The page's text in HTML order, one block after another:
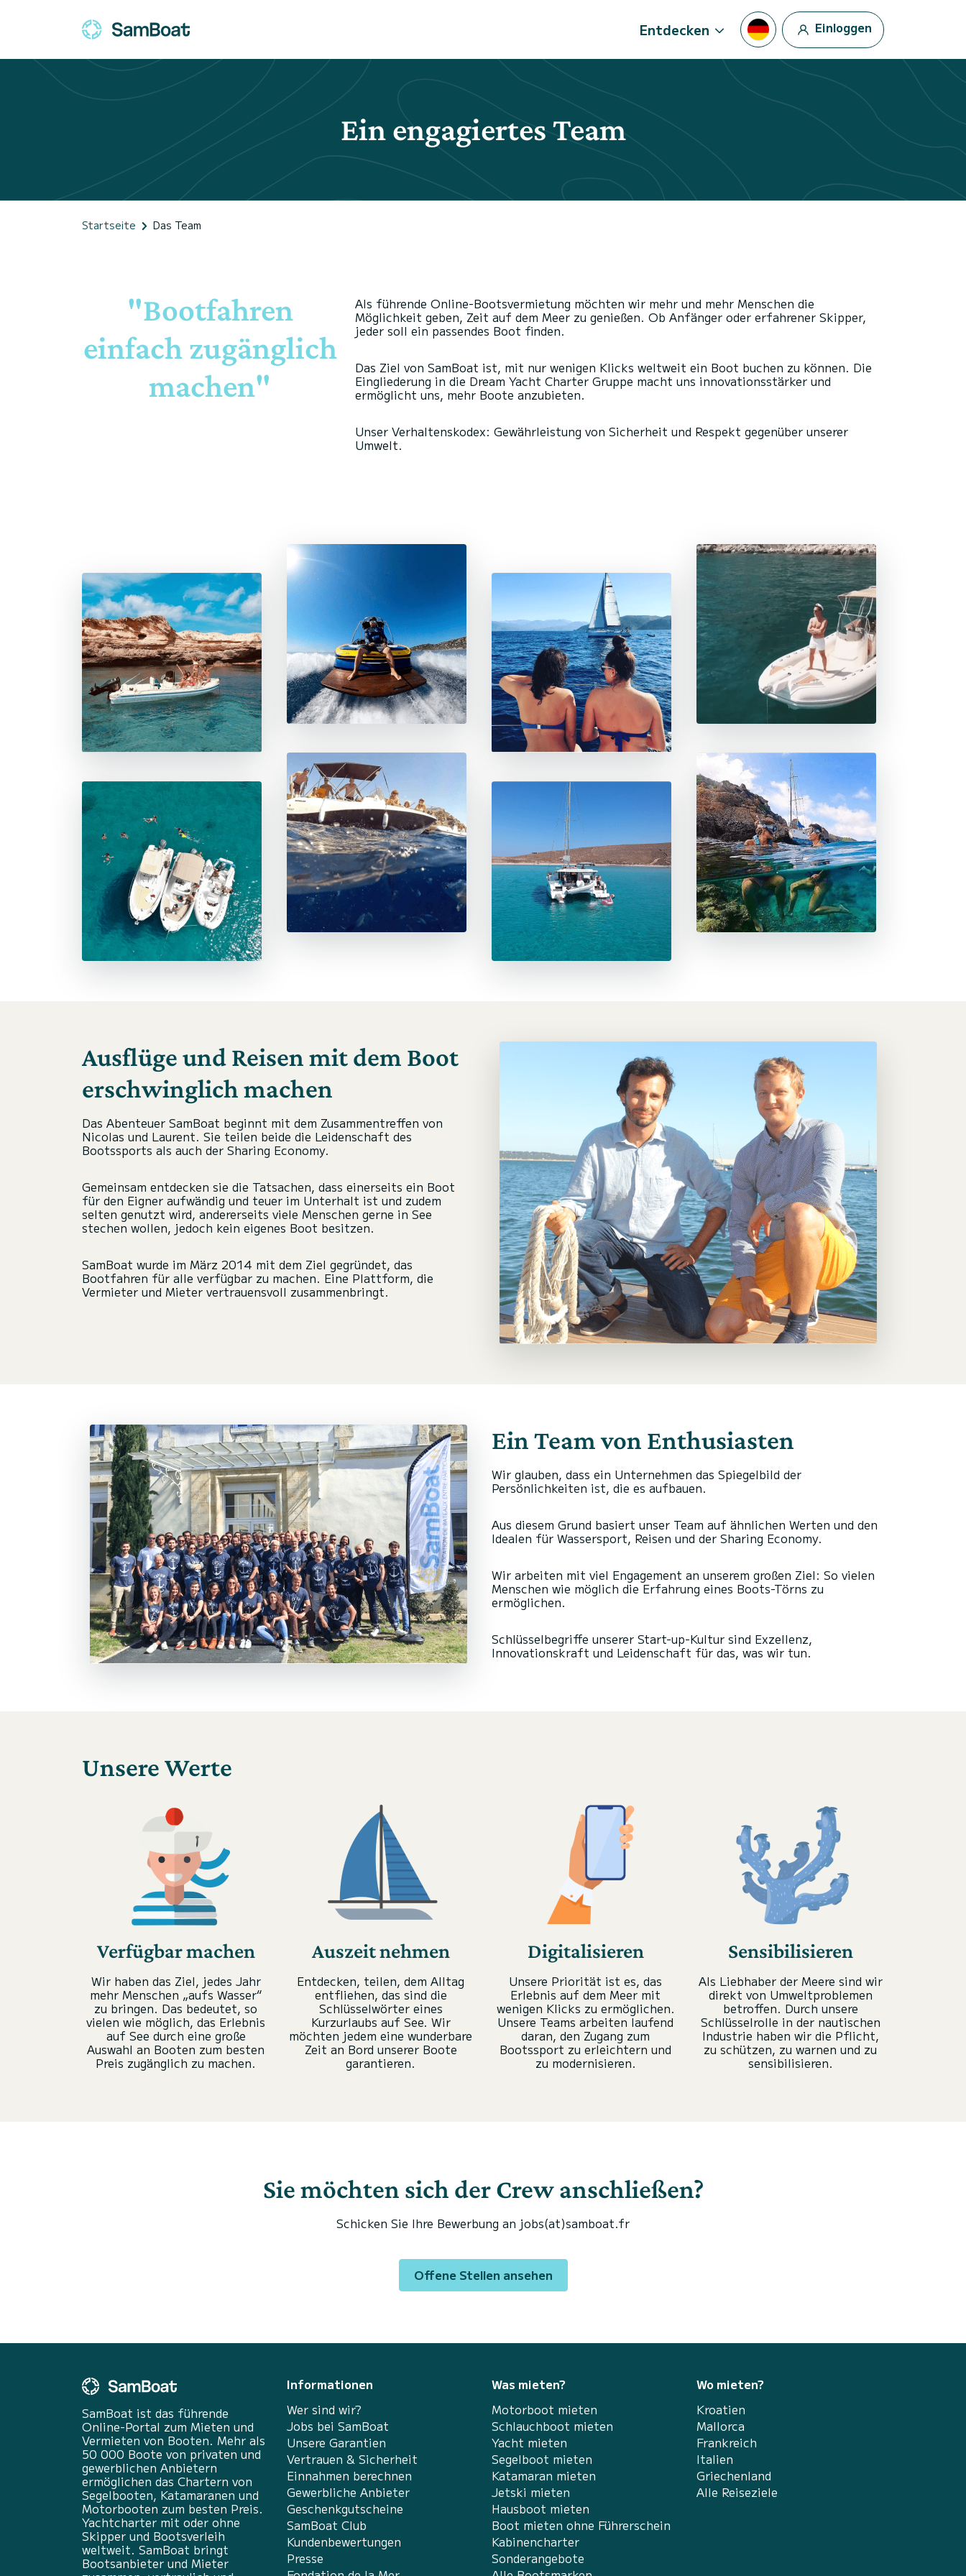
Entdecken Einloggen
Ein engagiertes Team
Startseite Das Team
"Bootfahren
einfach zugänglich
machen"
Als führende Online-Bootsvermietung möchten wir mehr und mehr Menschen die
Möglichkeit geben, Zeit auf dem Meer zu genießen. Ob Anfänger oder erfahrener Skipper,
jeder soll ein passendes Boot finden.
Das Ziel von SamBoat ist, mit nur wenigen Klicks weltweit ein Boot buchen zu können. Die
Eingliederung in die Dream Yacht Charter Gruppe macht uns innovationsstärker und
ermöglicht uns, mehr Boote anzubieten.
Unser Verhaltenskodex: Gewährleistung von Sicherheit und Respekt gegenüber unserer
Umwelt.
Ausflüge und Reisen mit dem Boot
erschwinglich machen
Das Abenteuer SamBoat beginnt mit dem Zusammentreffen von
Nicolas und Laurent. Sie teilen beide die Leidenschaft des
Bootssports als auch der Sharing Economy.
Gemeinsam entdecken sie die Tatsachen, dass einerseits ein Boot
für den Eigner aufwändig und teuer im Unterhalt ist und zudem
selten genutzt wird, andererseits viele Menschen gerne in See
stechen wollen, jedoch kein eigenes Boot besitzen.
SamBoat wurde im März 2014 mit dem Ziel gegründet, das
Bootfahren für alle verfügbar zu machen. Eine Plattform, die
Vermieter und Mieter vertrauensvoll zusammenbringt.
Ein Team von Enthusiasten
Wir glauben, dass ein Unternehmen das Spiegelbild der
Persönlichkeiten ist, die es aufbauen.
Aus diesem Grund basiert unser Team auf ähnlichen Werten und den
Idealen für Wassersport, Reisen und der Sharing Economy.
Wir arbeiten mit viel Engagement an unserem großen Ziel: So vielen
Menschen wie möglich die Erfahrung eines Boots-Törns zu
ermöglichen.
Schlüsselbegriffe unserer Start-up-Kultur sind Exzellenz,
Innovationskraft und Leidenschaft für das, was wir tun.
Unsere Werte
Verfügbar machen
Wir haben das Ziel, jedes Jahr
mehr Menschen „aufs Wasser“
zu bringen. Das bedeutet, so
vielen wie möglich, das Erlebnis
auf See durch eine große
Auswahl an Booten zum besten
Preis zugänglich zu machen.
Auszeit nehmen
Entdecken, teilen, dem Alltag
entfliehen, das sind die
Schlüsselwörter eines
Kurzurlaubs auf See. Wir
möchten jedem eine wunderbare
Zeit an Bord unserer Boote
garantieren.
Digitalisieren
Unsere Priorität ist es, das
Erlebnis auf dem Meer mit
wenigen Klicks zu ermöglichen.
Unsere Teams arbeiten laufend
daran, den Zugang zum
Bootssport zu erleichtern und
zu modernisieren.
Sensibilisieren
Als Liebhaber der Meere sind wir
direkt von Umweltproblemen
betroffen. Durch unsere
Schlüsselrolle in der nautischen
Industrie haben wir die Pflicht,
zu schützen, zu warnen und zu
sensibilisieren.
Sie möchten sich der Crew anschließen?
Schicken Sie Ihre Bewerbung an jobs(at)samboat.fr
Offene Stellen ansehen
SamBoat ist das führende
Online-Portal zum Mieten und
Vermieten von Booten. Mehr als
50 000 Boote von privaten und
gewerblichen Anbietern
ermöglichen das Chartern von
Segelbooten, Katamaranen und
Motorbooten zum besten Preis.
Yachtcharter mit oder ohne
Skipper und Bootsverleih
weltweit. SamBoat bringt
Bootsanbieter und Mieter
Informationen
Wer sind wir?
Jobs bei SamBoat
Unsere Garantien
Vertrauen & Sicherheit
Einnahmen berechnen
Gewerbliche Anbieter
Geschenkgutscheine
SamBoat Club
Kundenbewertungen
Presse
Was mieten?
Motorboot mieten
Schlauchboot mieten
Yacht mieten
Segelboot mieten
Katamaran mieten
Jetski mieten
Hausboot mieten
Boot mieten ohne Führerschein
Kabinencharter
Sonderangebote
Wo mieten?
Kroatien
Mallorca
Frankreich
Italien
Griechenland
Alle Reiseziele